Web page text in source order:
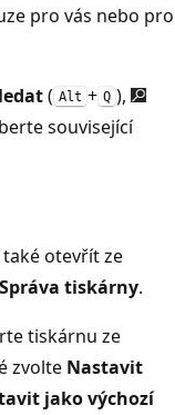
pro vás nebo pro
( Alt + Q ),
související
otevřít ze
Správa tiskárny.
tiskárnu ze
zvolte Nastavit
jako výchozí